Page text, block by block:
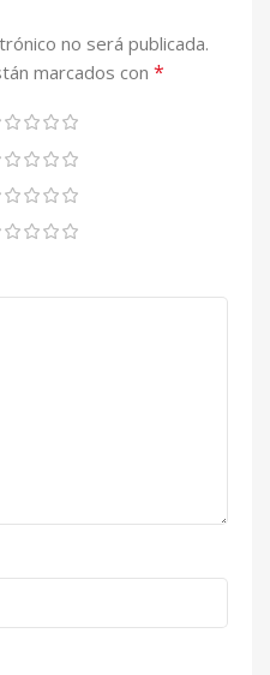
no será publicada.
marcados con *